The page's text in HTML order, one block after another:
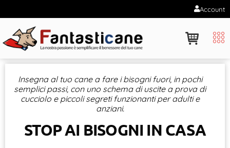
Account
Insegna al tuo cane a fare i bisogni fuori, in pochi
semplici passi, con uno schema di uscite a prova di
cucciolo e piccoli segreti funzionanti per adulti e
anziani.
STOP AI BISOGNI IN CASA